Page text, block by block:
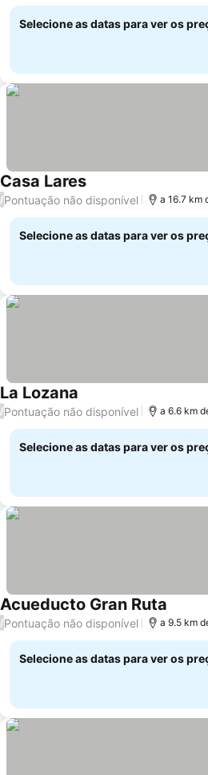
Selecione as datas para ver os
Casa Lares
/Pontuação não disponível a 16.7 km
Selecione as datas para ver os
La Lozana
/Pontuação não disponível a 6.6 km
Selecione as datas para ver os
Acueducto Gran Ruta
/Pontuação não disponível a 9.5 km
Selecione as datas para ver os